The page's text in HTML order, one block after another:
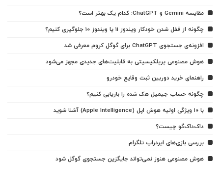
مقایسه Gemini و ChatGPT: کدام یک بهتر است؟
چگونه از قفل شدن خودکار ویندوز 11 یا ویندوز 10 جلوگیری کنیم؟
افزونه‌ی جستجوی ChatGPT برای گوگل کروم معرفی شد
هوش مصنوعی پرپلکیسیتی به قابلیت‌های جدیدی مجهز می‌شود
راهنمای خرید دوربین ثبت وقایع خودرو
چگونه حساب جیمیل هک شده را بازیابی کنیم؟
با ۱۰ ویژگی اولیه هوش اپل (Apple Intelligence) آشنا شوید
داک‌داک‌گو چیست؟
بررسی بازی‌های ایردراپ تلگرام
هوش مصنوعی هنوز نمی‌تواند جایگزین جستجوی گوگل شود